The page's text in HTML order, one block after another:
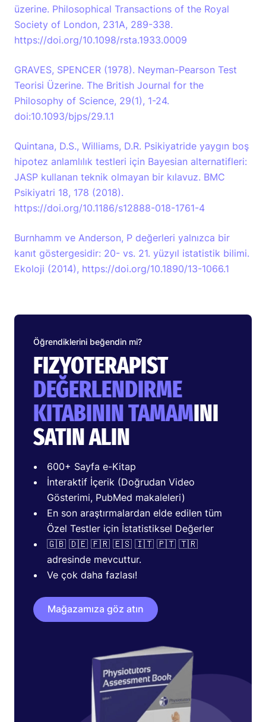
üzerine. Philosophical Transactions of the Royal
Society of London, 231A, 289-338.
https://doi.org/10.1098/rsta.1933.0009
GRAVES, SPENCER (1978). Neyman-Pearson Test
Teorisi Üzerine. The British Journal for the
Philosophy of Science, 29(1), 1-24.
doi:10.1093/bjps/29.1.1
Quintana, D.S., Williams, D.R. Psikiyatride yaygın boş
hipotez anlamlılık testleri için Bayesian alternatifleri:
JASP kullanan teknik olmayan bir kılavuz. BMC
Psikiyatri 18, 178 (2018).
https://doi.org/10.1186/s12888-018-1761-4
Burnhamm ve Anderson, P değerleri yalnızca bir
kanıt göstergesidir: 20- vs. 21. yüzyıl istatistik bilimi.
Ekoloji (2014), https://doi.org/10.1890/13-1066.1
Öğrendiklerini beğendin mi?
FIZYOTERAPIST
DEĞERLENDIRME
KITABININ TAMAMINI
SATIN ALIN
600+ Sayfa e-Kitap
İnteraktif İçerik (Doğrudan Video
Gösterimi, PubMed makaleleri)
En son araştırmalardan elde edilen tüm
Özel Testler için İstatistiksel Değerler
🇬🇧 🇩🇪 🇫🇷 🇪🇸 🇮🇹 🇵🇹 🇹🇷
adresinde mevcuttur.
Ve çok daha fazlası!
Mağazamıza göz atın